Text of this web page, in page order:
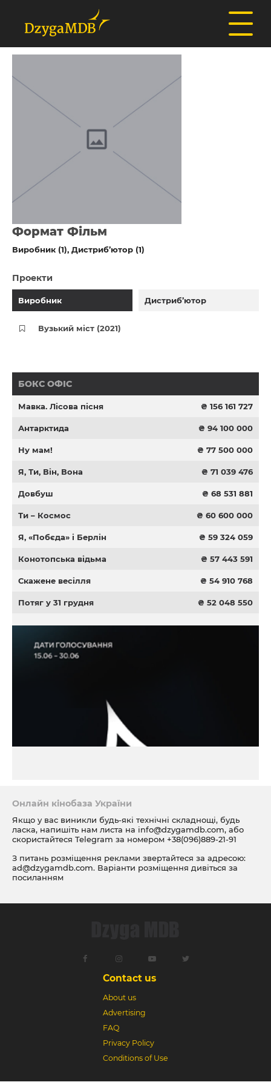
Формат Фільм
Виробник (1) Дистриб’ютор (1)
Проекти
Виробник Дистриб’ютор
Вузький міст (2021)
БОКС ОФІС
Мавка. Лісова пісня ₴ 156 161 727
Антарктида ₴ 94 100 000
Ну мам! ₴ 77 500 000
Я, Ти, Він, Вона ₴ 71 039 476
Довбуш ₴ 68 531 881
Ти – Космос ₴ 60 600 000
Я, «Побєда» і Берлін ₴ 59 324 059
Конотопська відьма ₴ 57 443 591
Скажене весілля ₴ 54 910 768
Потяг у 31 грудня ₴ 52 048 550
Онлайн кінобаза України
Якщо у вас виникли будь-які технічні складнощі, будь
ласка, напишіть нам листа на info@dzygamdb.com, або
скористайтеся Telegram за номером +38(096)889-21-91
З питань розміщення реклами звертайтеся за адресою:
ad@dzygamdb.com. Варіанти розміщення дивіться за
посиланням
Contact us
About us
Advertising
FAQ
Privacy Policy
Conditions of Use